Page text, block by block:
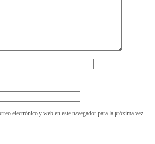
electrónico y web en este navegador para la próxima vez